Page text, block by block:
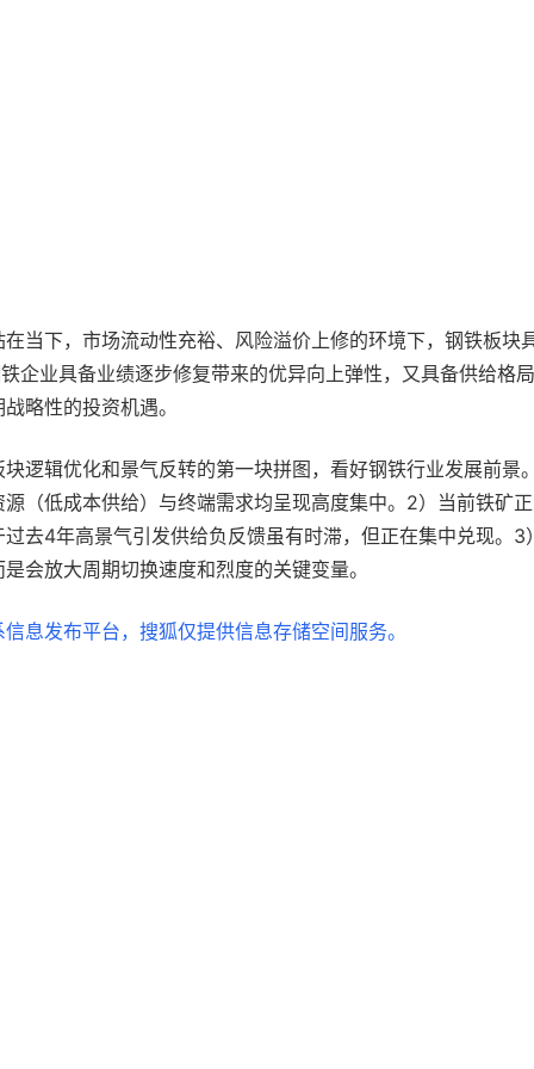
当下，市场流动性充裕、风险溢价上修的环境下，钢铁板块
企业具备业绩逐步修复带来的优异向上弹性，又具备供给格
略性的投资机遇。
逻辑优化和景气反转的第一块拼图，看好钢铁行业发展前景
（低成本供给）与终端需求均呈现高度集中。2）当前铁矿
去4年高景气引发供给负反馈虽有时滞，但正在集中兑现。3
会放大周期切换速度和烈度的关键变量。
息发布平台，搜狐仅提供信息存储空间服务。